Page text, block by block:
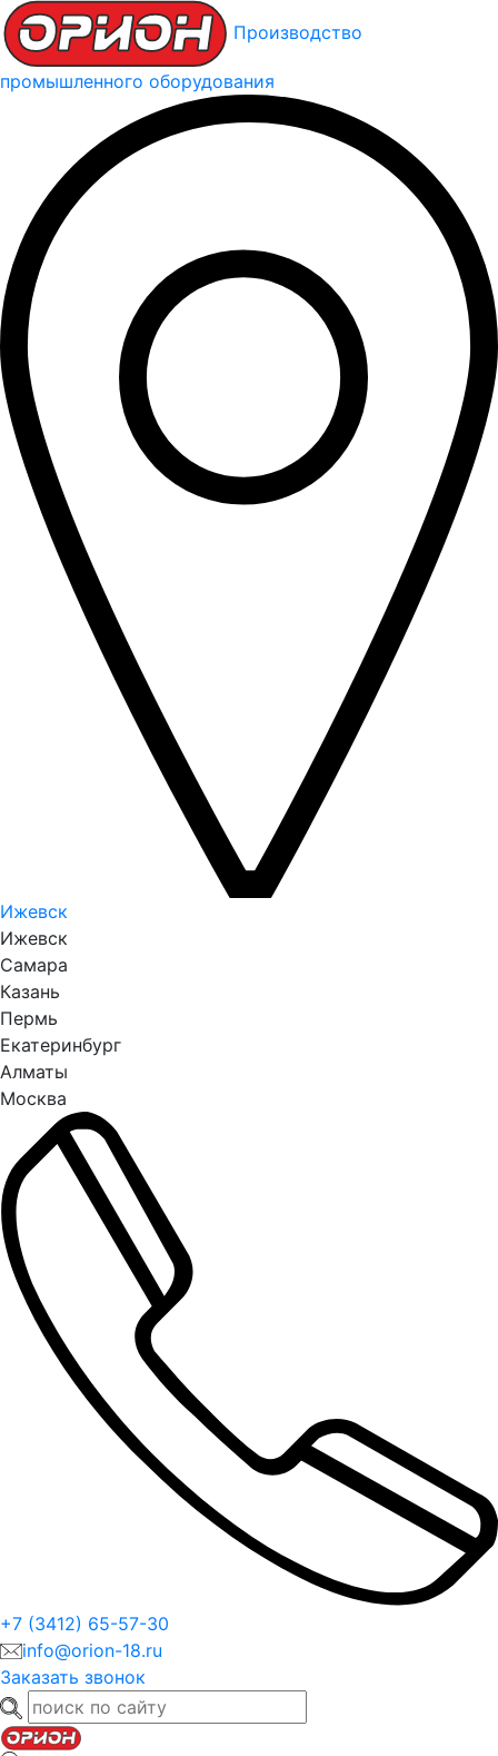
Производство
промышленного оборудования
Ижевск
Ижевск
Самара
Казань
Пермь
Екатеринбург
Алматы
Москва
+7 (3412) 65-57-30
info@orion-18.ru
Заказать звонок